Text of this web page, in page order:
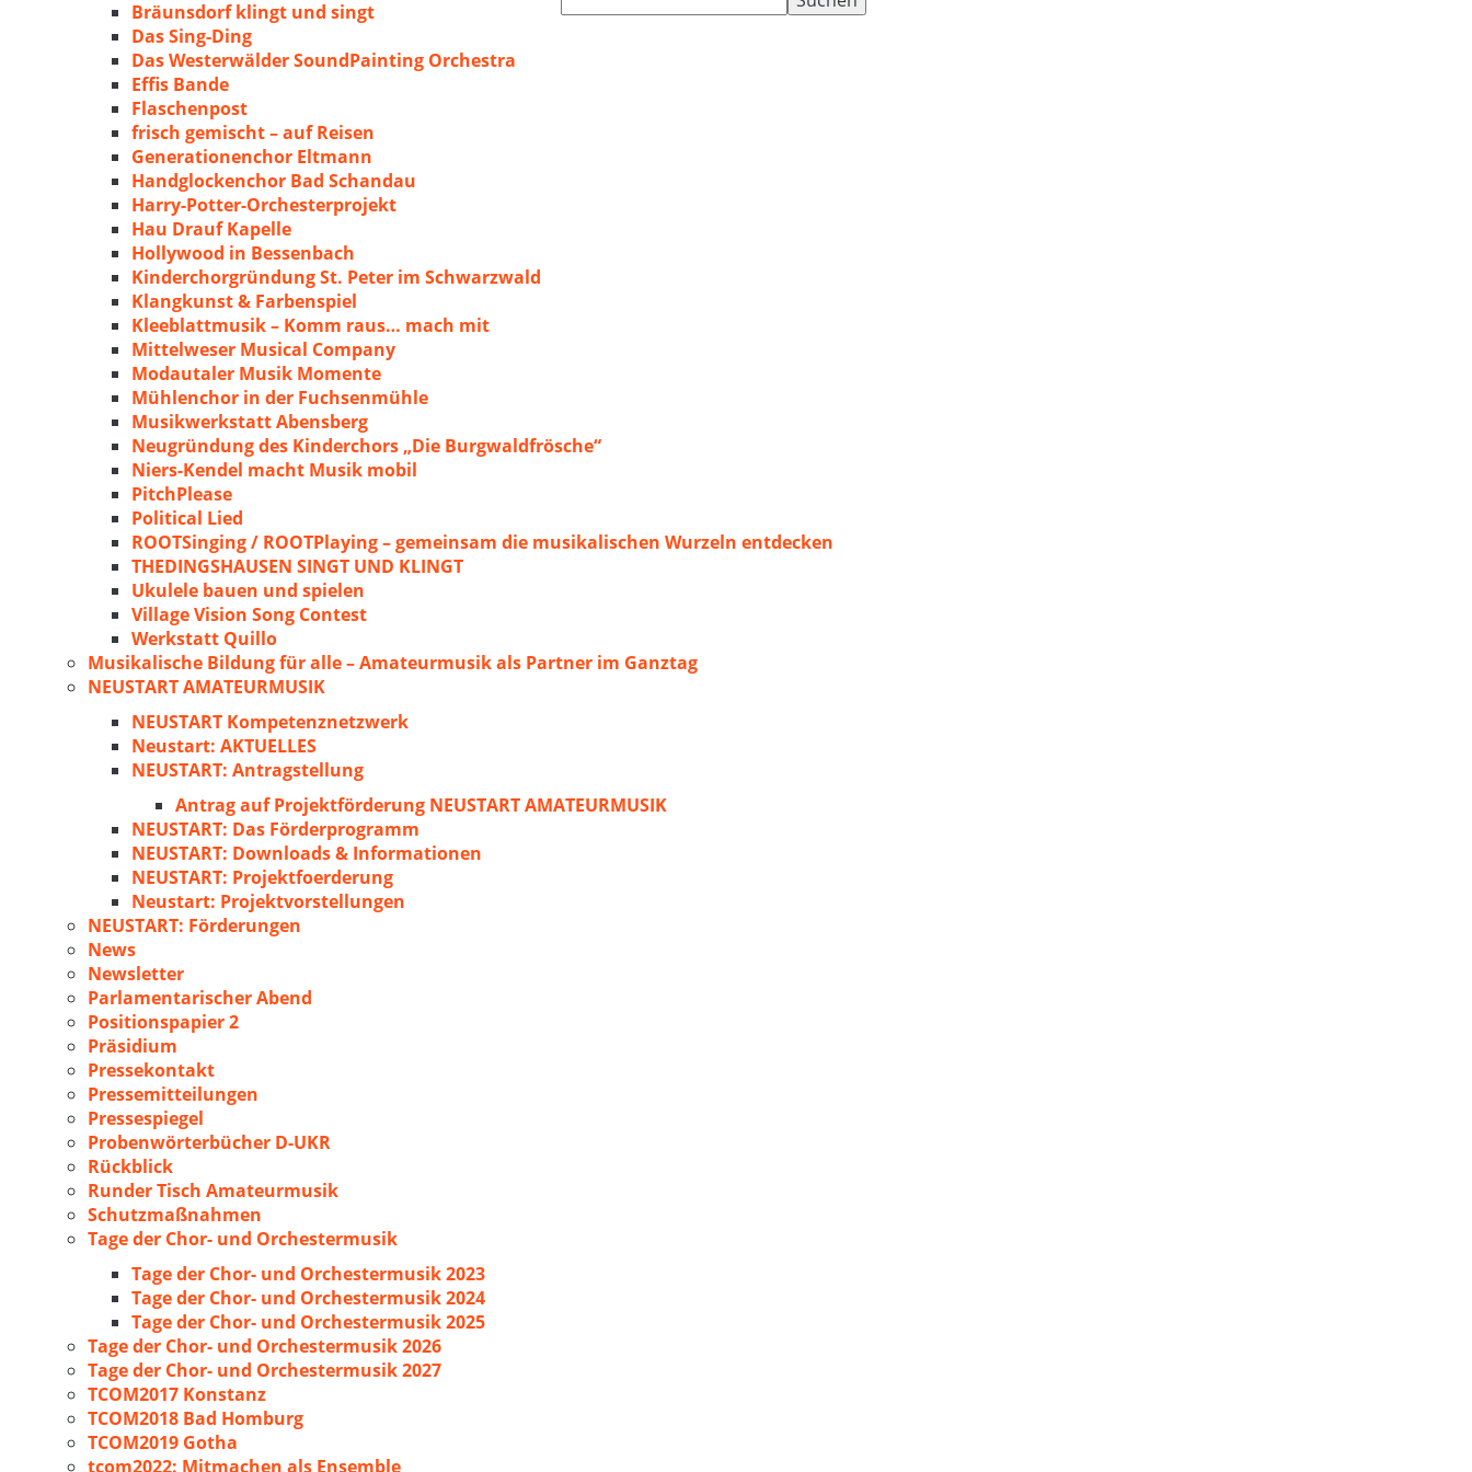
nach:
Bräunsdorf klingt und singt
Das Sing-Ding
Das Westerwälder SoundPainting Orchestra
Effis Bande
Flaschenpost
frisch gemischt – auf Reisen
Generationenchor Eltmann
Handglockenchor Bad Schandau
Harry-Potter-Orchesterprojekt
Hau Drauf Kapelle
Hollywood in Bessenbach
Kinderchorgründung St. Peter im Schwarzwald
Klangkunst & Farbenspiel
Kleeblattmusik – Komm raus… mach mit
Mittelweser Musical Company
Modautaler Musik Momente
Mühlenchor in der Fuchsenmühle
Musikwerkstatt Abensberg
Neugründung des Kinderchors „Die Burgwaldfrösche“
Niers-Kendel macht Musik mobil
PitchPlease
Political Lied
ROOTSinging / ROOTPlaying – gemeinsam die musikalischen Wurzeln entdecken
THEDINGSHAUSEN SINGT UND KLINGT
Ukulele bauen und spielen
Village Vision Song Contest
Werkstatt Quillo
Musikalische Bildung für alle – Amateurmusik als Partner im Ganztag
NEUSTART AMATEURMUSIK
NEUSTART Kompetenznetzwerk
Neustart: AKTUELLES
NEUSTART: Antragstellung
Antrag auf Projektförderung NEUSTART AMATEURMUSIK
NEUSTART: Das Förderprogramm
NEUSTART: Downloads & Informationen
NEUSTART: Projektfoerderung
Neustart: Projektvorstellungen
NEUSTART: Förderungen
News
Newsletter
Parlamentarischer Abend
Positionspapier 2
Präsidium
Pressekontakt
Pressemitteilungen
Pressespiegel
Probenwörterbücher D-UKR
Rückblick
Runder Tisch Amateurmusik
Schutzmaßnahmen
Tage der Chor- und Orchestermusik
Tage der Chor- und Orchestermusik 2023
Tage der Chor- und Orchestermusik 2024
Tage der Chor- und Orchestermusik 2025
Tage der Chor- und Orchestermusik 2026
Tage der Chor- und Orchestermusik 2027
TCOM2017 Konstanz
TCOM2018 Bad Homburg
TCOM2019 Gotha
tcom2022: Mitmachen als Ensemble